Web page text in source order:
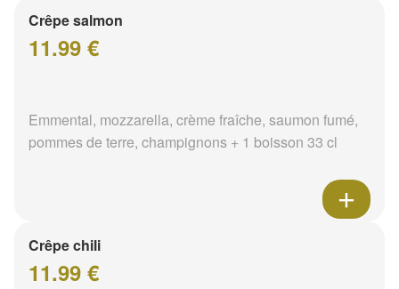
Crêpe salmon
11.99 €
Emmental, mozzarella, crème fraîche, saumon fumé,
pommes de terre, champignons + 1 boisson 33 cl
Crêpe chili
11.99 €